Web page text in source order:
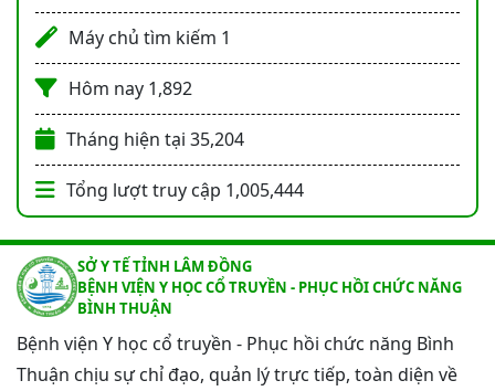
Máy chủ tìm kiếm 1
Hôm nay 1,892
Tháng hiện tại 35,204
Tổng lượt truy cập 1,005,444
SỞ Y TẾ TỈNH LÂM ĐỒNG
BỆNH VIỆN Y HỌC CỔ TRUYỀN - PHỤC HỒI CHỨC NĂNG
BÌNH THUẬN
Bệnh viện Y học cổ truyền - Phục hồi chức năng Bình
Thuận chịu sự chỉ đạo, quản lý trực tiếp, toàn diện về